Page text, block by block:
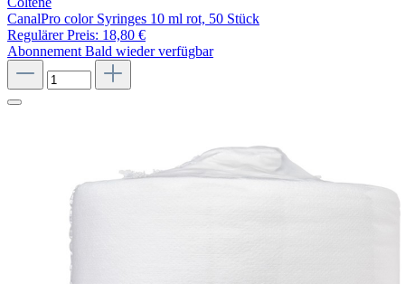
CanalPro color Syringes 10 ml rot, 50 Stück
Regulärer Preis: 18,80 €
Abonnement Bald wieder verfügbar